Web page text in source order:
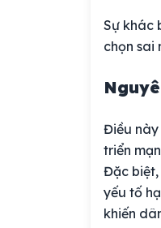
Sự khác
chọn sai
Điều này
triển
Đặc biệt,
yếu tố
khiến